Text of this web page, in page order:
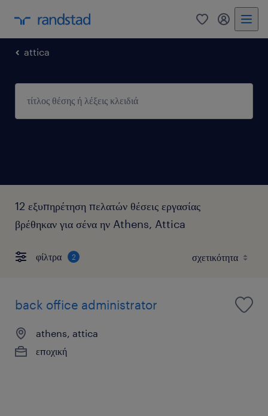
0 my
attica
12 εξυπηρέτηση πελατών θέσεις εργασίας
βρέθηκαν για σένα ην Athens, Attica
φίλτρα 2
back office administrator
athens, attica
εποχική